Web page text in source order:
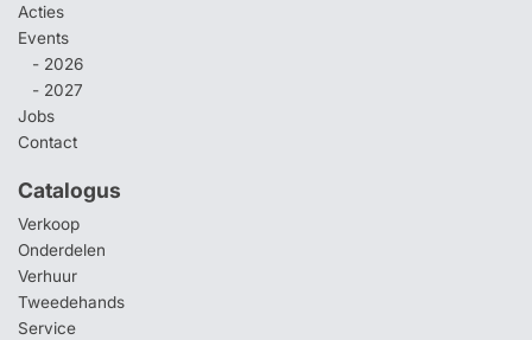
Acties
Events
- 2026
- 2027
Jobs
Contact
Catalogus
Verkoop
Onderdelen
Verhuur
Tweedehands
Service